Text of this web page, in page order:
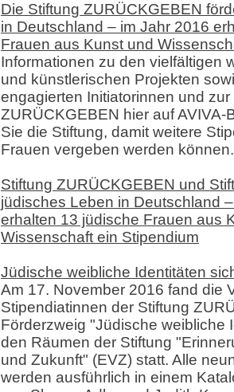
Die Stiftung ZURÜCKGEBEN
in Deutschland – im Jahr 2016
Frauen aus Kunst und
Informationen zu den vielfältigen
und künstlerischen Projekten
engagierten Initiatorinnen und zur
ZURÜCKGEBEN hier auf AVIVA-
Sie die Stiftung, damit weitere
Frauen vergeben werden können.
Stiftung ZURÜCKGEBEN und
jüdisches Leben in Deutschland
erhalten 13 jüdische Frauen aus
Wissenschaft ein Stipendium
Jüdische weibliche Identitäten
Am 17. November 2016 fand die
Stipendiatinnen der Stiftung
Förderzweig "Jüdische weibliche
den Räumen der Stiftung
und Zukunft" (EVZ) statt. Alle
werden ausführlich in einem